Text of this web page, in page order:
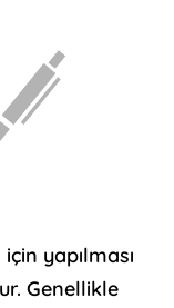
için yapılması
Genellikle